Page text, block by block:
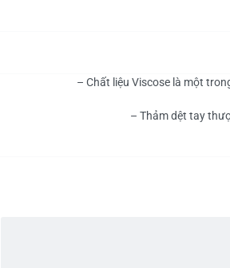
– Chất liệu Viscose là một
– Thảm dệt tay